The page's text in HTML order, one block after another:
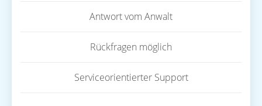
Antwort vom Anwalt
Rückfragen möglich
Serviceorientierter Support